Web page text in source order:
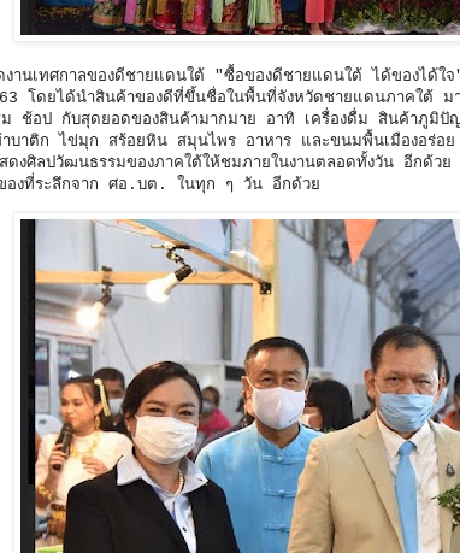
งานเทศกาลของดีชายแดนใต้ "ซื้อของดีชายแดนใต้ ได้ของไ
โดยได้นำสินค้าของดีที่ขึ้นชื่อในพื้นที่จังหวัดชายแดนภาคใต้ ม
ช้อป กับสุดยอดของสินค้ามากมาย อาทิ เครื่องดื่ม สินค้าภูมิปัญ
าบาติก ไข่มุก สร้อยหิน สมุนไพร อาหาร และขนมพื้นเมืองอร่
ดงศิลปวัฒนธรรมของภาคใต้ให้ชมภายในงานตลอดทั้งวัน อีกด้ว
ของที่ระลึกจาก ศอ.บต. ในทุก ๆ วัน อีกด้วย